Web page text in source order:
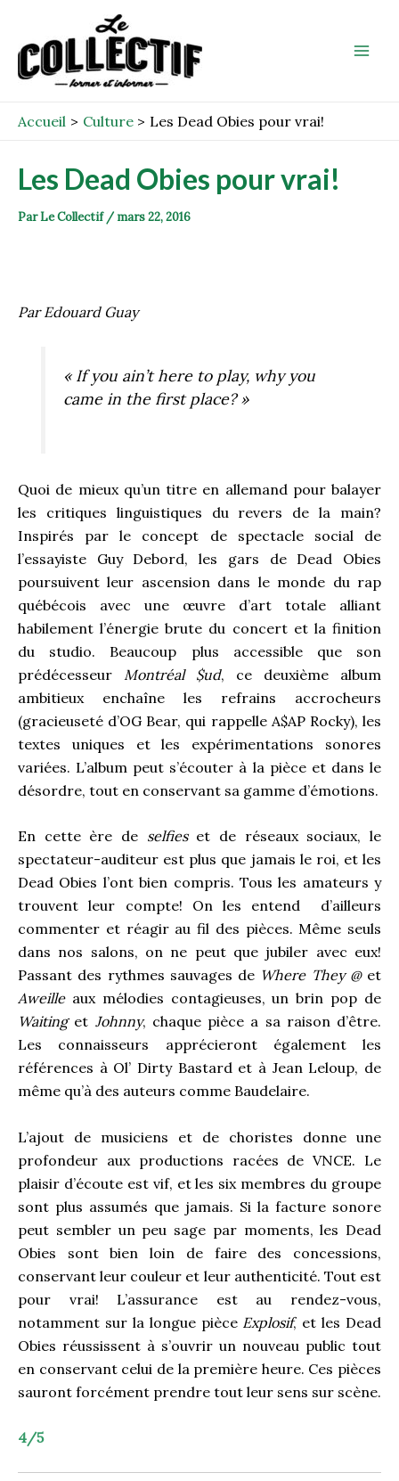
contenu
Accueil Culture Les Dead Obies pour vrai!
Les Dead Obies pour vrai!
ParLe Collectif / mars 22, 2016
Par Edouard Guay
« If you ain’t here to play, why you
came in the first place? »
Quoi de mieux qu’un titre en allemand pour balayer
les critiques linguistiques du revers de la main?
Inspirés par le concept de spectacle social de
l’essayiste Guy Debord, les gars de Dead Obies
poursuivent leur ascension dans le monde du rap
québécois avec une œuvre d’art totale alliant
habilement l’énergie brute du concert et la finition
du studio. Beaucoup plus accessible que son
prédécesseur Montréal $ud, ce deuxième album
ambitieux enchaîne les refrains accrocheurs
(gracieuseté d’OG Bear, qui rappelle A$AP Rocky), les
textes uniques et les expérimentations sonores
variées. L’album peut s’écouter à la pièce et dans le
désordre, tout en conservant sa gamme d’émotions.
En cette ère de selfies et de réseaux sociaux, le
spectateur-auditeur est plus que jamais le roi, et les
Dead Obies l’ont bien compris. Tous les amateurs y
trouvent leur compte! On les entend d’ailleurs
commenter et réagir au fil des pièces. Même seuls
dans nos salons, on ne peut que jubiler avec eux!
Passant des rythmes sauvages de Where They @ et
Aweille aux mélodies contagieuses, un brin pop de
Waiting et Johnny, chaque pièce a sa raison d’être.
Les connaisseurs apprécieront également les
références à Ol’ Dirty Bastard et à Jean Leloup, de
même qu’à des auteurs comme Baudelaire.
L’ajout de musiciens et de choristes donne une
profondeur aux productions racées de VNCE. Le
plaisir d’écoute est vif, et les six membres du groupe
sont plus assumés que jamais. Si la facture sonore
peut sembler un peu sage par moments, les Dead
Obies sont bien loin de faire des concessions,
conservant leur couleur et leur authenticité. Tout est
pour vrai! L’assurance est au rendez-vous,
notamment sur la longue pièce Explosif, et les Dead
Obies réussissent à s’ouvrir un nouveau public tout
en conservant celui de la première heure. Ces pièces
sauront forcément prendre tout leur sens sur scène.
4/5
navigation